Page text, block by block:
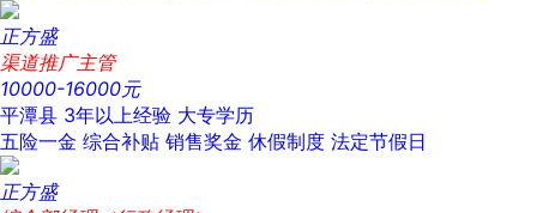
正方盛
渠道推广主管
10000-16000元
平潭县 3年以上经验 大专学历
五险一金 综合补贴 销售奖金 休假制度 法定节假日
正方盛